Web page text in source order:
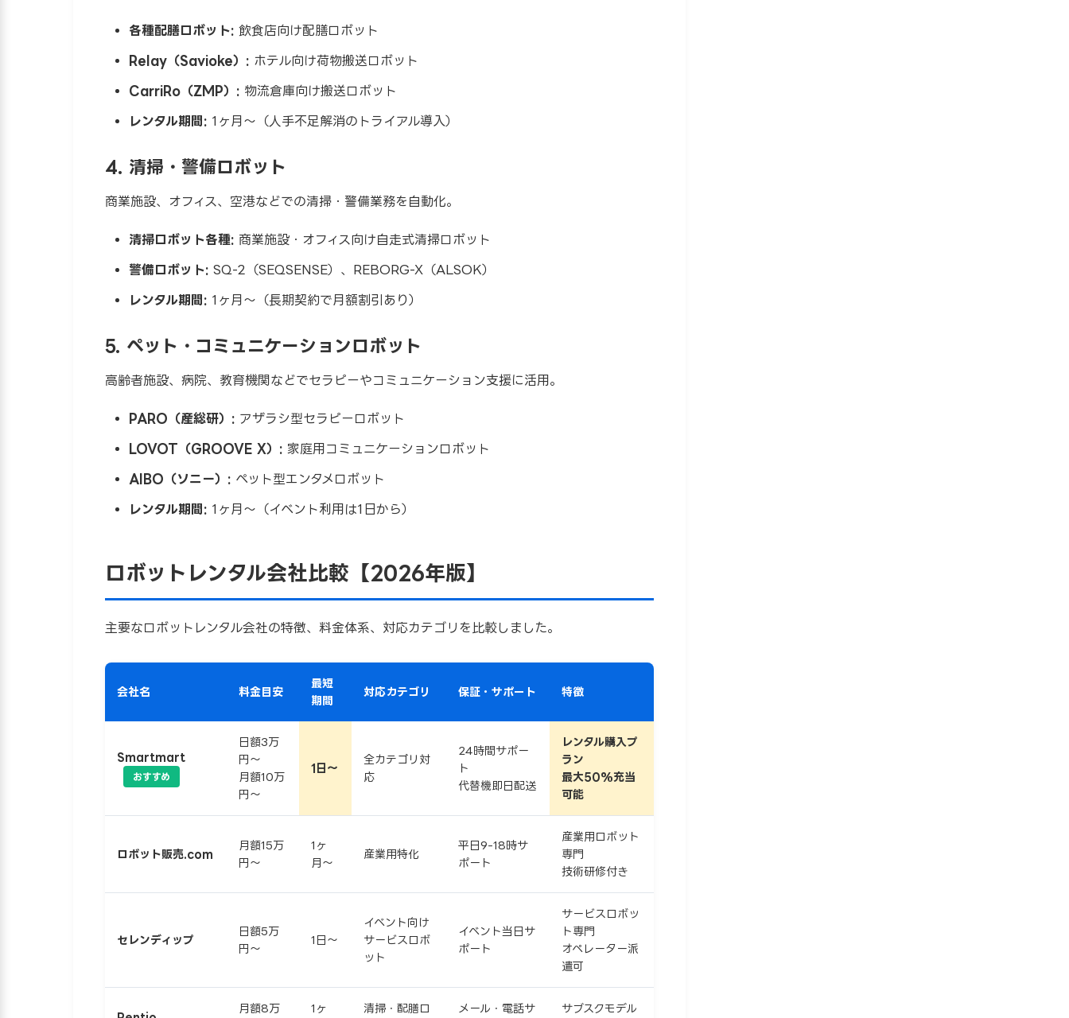
各種配膳ロボット: 飲食店向け配膳ロボット
Relay（Savioke）: ホテル向け荷物搬送ロボット
CarriRo（ZMP）: 物流倉庫向け搬送ロボット
レンタル期間: 1ヶ月〜（人手不足解消のトライアル導入）
4. 清掃・警備ロボット
商業施設、オフィス、空港などでの清掃・警備業務を自動化。
清掃ロボット各種: 商業施設・オフィス向け自走式清掃ロボット
警備ロボット: SQ-2（SEQSENSE）、REBORG-X（ALSOK）
レンタル期間: 1ヶ月〜（長期契約で月額割引あり）
5. ペット・コミュニケーションロボット
高齢者施設、病院、教育機関などでセラピーやコミュニケーション支援に活用。
PARO（産総研）: アザラシ型セラピーロボット
LOVOT（GROOVE X）: 家庭用コミュニケーションロボット
AIBO（ソニー）: ペット型エンタメロボット
レンタル期間: 1ヶ月〜（イベント利用は1日から）
ロボットレンタル会社比較【2026年版】
主要なロボットレンタル会社の特徴、料金体系、対応カテゴリを比較しました。
会社名 料金目安
最短
期間
対応カテゴリ 保証・サポート 特徴
Smartmart
おすすめ
日額3万
円〜
月額10万
円〜
1日〜
全カテゴリ対
応
24時間サポー
ト
代替機即日配送
レンタル→購入プ
ラン
最大50%充当
可能
ロボット販売.com
月額15万
円〜
1ヶ
月〜
産業用特化
平日9-18時サ
ポート
産業用ロボット
専門
技術研修付き
セレンディップ
日額5万
円〜
1日〜
イベント向け
サービスロボ
ット
イベント当日サ
ポート
サービスロボッ
ト専門
オペレーター派
遣可
月額8万 1ヶ 清掃・配膳ロ メール・電話サ サブスクモデル